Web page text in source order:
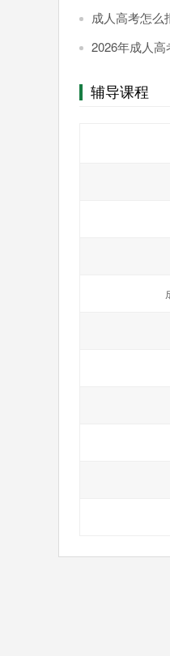
成人高考怎么
2026年成人
辅导课程